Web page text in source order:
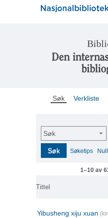
Den
Søk Verkliste
Søk
Søk Søketips
1–10 av
Tittel
Yibusheng xiju xuan